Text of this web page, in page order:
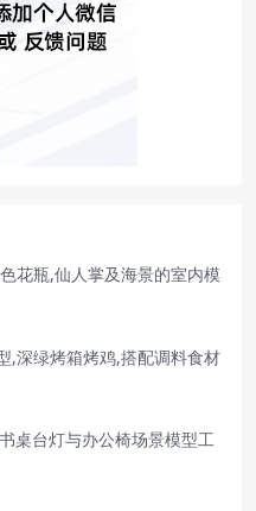
花瓶,仙人掌及海景的室内模
,深绿烤箱烤鸡,搭配调料食材
桌台灯与办公椅场景模型工